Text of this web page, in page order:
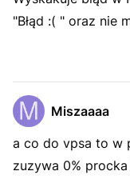
"Błąd :( " oraz nie
Miszaaaa
a co do vpsa to w
zuzywa 0%